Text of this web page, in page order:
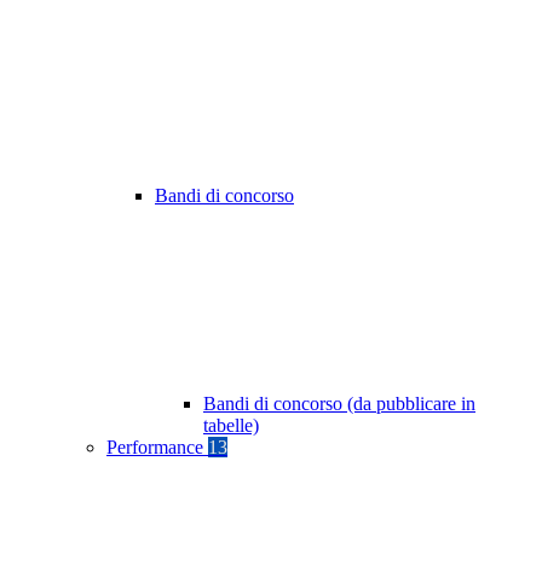
Bandi di concorso
Bandi di concorso (da pubblicare in
tabelle)
Performance 13